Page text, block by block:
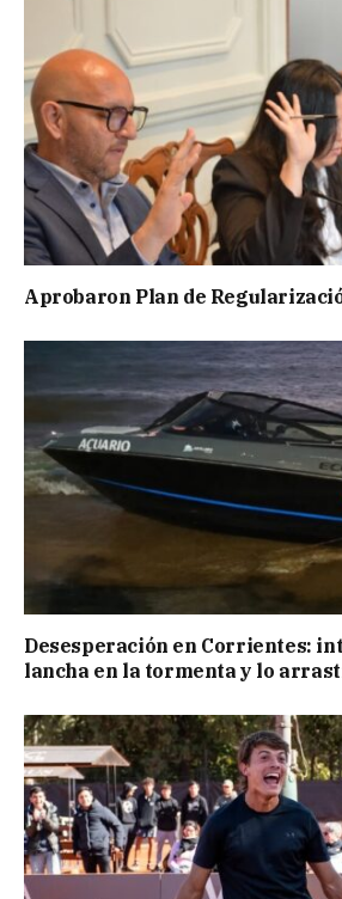
Aprobaron Plan de
Desesperación en Corrientes:
lancha en la tormenta y lo